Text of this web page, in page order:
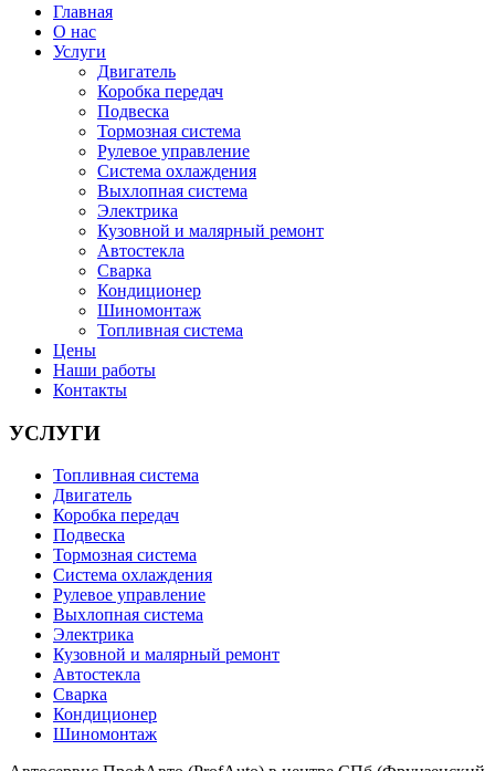
Главная
О нас
Услуги
Двигатель
Коробка передач
Подвеска
Тормозная система
Рулевое управление
Система охлаждения
Выхлопная система
Электрика
Кузовной и малярный ремонт
Автостекла
Сварка
Кондиционер
Шиномонтаж
Топливная система
Цены
Наши работы
Контакты
УСЛУГИ
Топливная система
Двигатель
Коробка передач
Подвеска
Тормозная система
Система охлаждения
Рулевое управление
Выхлопная система
Электрика
Кузовной и малярный ремонт
Автостекла
Сварка
Кондиционер
Шиномонтаж